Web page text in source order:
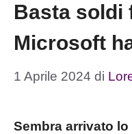
Basta soldi
Microsoft
1 Aprile 2024 di
Sembra arrivato lo